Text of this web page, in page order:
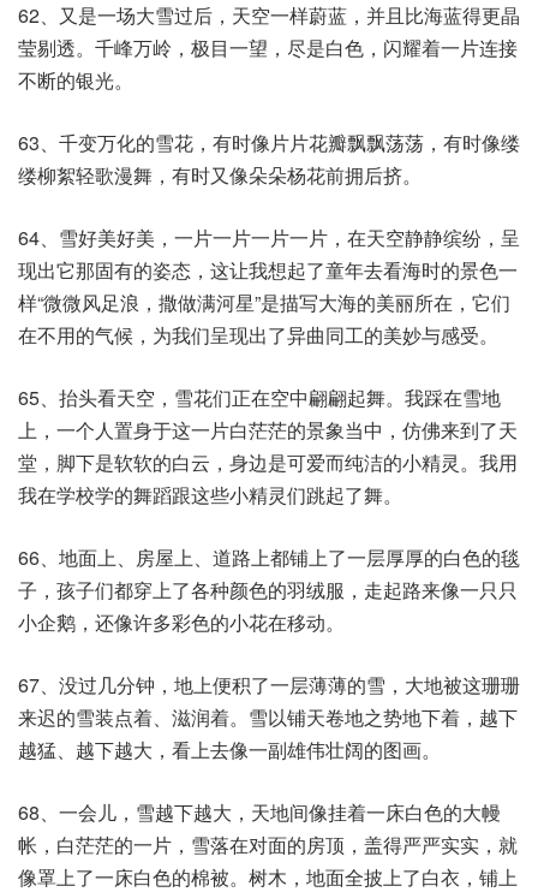
62、又是一场大雪过后，天空一样蔚蓝，并且比海蓝得更晶
莹剔透。千峰万岭，极目一望，尽是白色，闪耀着一片连接
不断的银光。
63、千变万化的雪花，有时像片片花瓣飘飘荡荡，有时像缕
缕柳絮轻歌漫舞，有时又像朵朵杨花前拥后挤。
64、雪好美好美，一片一片一片一片，在天空静静缤纷，呈
现出它那固有的姿态，这让我想起了童年去看海时的景色一
样“微微风足浪，撒做满河星”是描写大海的美丽所在，它们
在不用的气候，为我们呈现出了异曲同工的美妙与感受。
65、抬头看天空，雪花们正在空中翩翩起舞。我踩在雪地
上，一个人置身于这一片白茫茫的景象当中，仿佛来到了天
堂，脚下是软软的白云，身边是可爱而纯洁的小精灵。我用
我在学校学的舞蹈跟这些小精灵们跳起了舞。
66、地面上、房屋上、道路上都铺上了一层厚厚的白色的毯
子，孩子们都穿上了各种颜色的羽绒服，走起路来像一只只
小企鹅，还像许多彩色的小花在移动。
67、没过几分钟，地上便积了一层薄薄的雪，大地被这珊珊
来迟的雪装点着、滋润着。雪以铺天卷地之势地下着，越下
越猛、越下越大，看上去像一副雄伟壮阔的图画。
68、一会儿，雪越下越大，天地间像挂着一床白色的大幔
帐，白茫茫的一片，雪落在对面的房顶，盖得严严实实，就
像罩上了一床白色的棉被。树木，地面全披上了白衣，铺上